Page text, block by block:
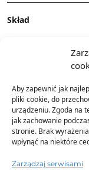
Aby zapewnić jak
pliki cookie, do
urządzeniu. Zgoda na
jak zachowanie
stronie. Brak
wpłynąć na niektóre
Zarządzaj serwisami
Skład
Dodatkowe